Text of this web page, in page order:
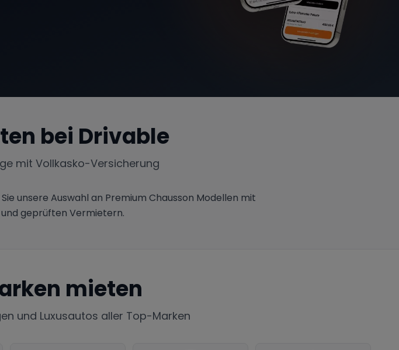
bei Drivable
mit Vollkasko-Versicherung
unsere Auswahl an Premium Chausson Modellen mit
geprüften Vermietern.
mieten
und Luxusautos aller Top-Marken